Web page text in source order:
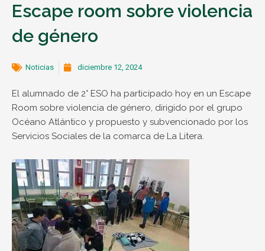
Escape room sobre violencia
de género
Noticias diciembre 12, 2024
El alumnado de 2° ESO ha participado hoy en un Escape
Room sobre violencia de género, dirigido por el grupo
Océano Atlántico y propuesto y subvencionado por los
Servicios Sociales de la comarca de La Litera.